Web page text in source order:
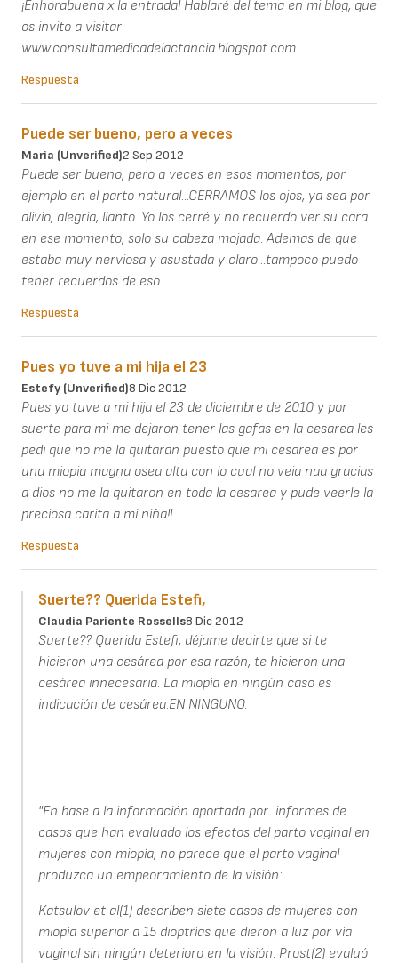
¡Enhorabuena x la entrada! Hablaré del tema en mi blog, que
os invito a visitar
www.consultamedicadelactancia.blogspot.com
Respuesta
Puede ser bueno, pero a veces
Maria (unverified)2 Sep 2012
Puede ser bueno, pero a veces en esos momentos, por
ejemplo en el parto natural...CERRAMOS los ojos, ya sea por
alivio, alegria, llanto...Yo los cerré y no recuerdo ver su cara
en ese momento, solo su cabeza mojada. Ademas de que
estaba muy nerviosa y asustada y claro...tampoco puedo
tener recuerdos de eso..
Respuesta
Pues yo tuve a mi hija el 23
Estefy (unverified)8 Dic 2012
Pues yo tuve a mi hija el 23 de diciembre de 2010 y por
suerte para mi me dejaron tener las gafas en la cesarea les
pedi que no me la quitaran puesto que mi cesarea es por
una miopia magna osea alta con lo cual no veia naa gracias
a dios no me la quitaron en toda la cesarea y pude veerle la
preciosa carita a mi niña!!
Respuesta
Suerte?? Querida Estefi,
Claudia Pariente Rossells8 Dic 2012
Suerte?? Querida Estefi, déjame decirte que si te
hicieron una cesárea por esa razón, te hicieron una
cesárea innecesaria. La miopía en ningún caso es
indicación de cesárea.EN NINGUNO.
"En base a la información aportada por informes de
casos que han evaluado los efectos del parto vaginal en
mujeres con miopía, no parece que el parto vaginal
produzca un empeoramiento de la visión:
Katsulov et al(1) describen siete casos de mujeres con
miopía superior a 15 dioptrías que dieron a luz por vía
vaginal sin ningún deterioro en la visión. Prost(2) evaluó